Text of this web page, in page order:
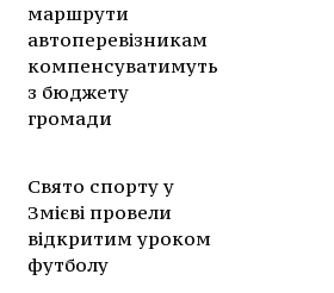
маршрути
автоперевізникам
компенсуватимуть
з бюджету
громади
Свято спорту у
Змієві провели
відкритим уроком
футболу